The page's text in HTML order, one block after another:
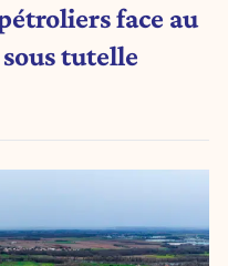
face au
tutelle